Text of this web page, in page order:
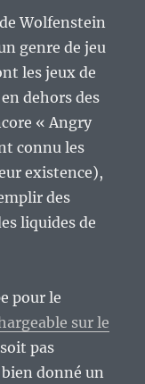
avec
des
Wolfenstein
genre de jeu
les jeux de
dehors des
« Angry
connu les
existence),
des
liquides de
pour le
sur le
pas
donné un